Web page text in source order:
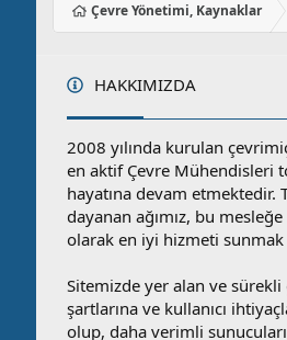
Çevre Yönetimi, Kaynaklar
HAKKIMIZDA
2008 yılında kurulan
en aktif Çevre Mühendisleri
hayatına devam etmektedir.
dayanan ağımız, bu
olarak en iyi hizmeti sunmak
Sitemizde yer alan ve
şartlarına ve kullanıcı
olup, daha verimli